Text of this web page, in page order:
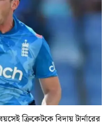
ক্রিকেটকে বিদায় টার্নারের